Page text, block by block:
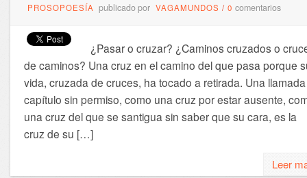
PROSOPOESÍA publicado por VAGAMUNDOS / 0 comentarios
¿Pasar o cruzar? ¿Caminos cruzados o
de caminos? Una cruz en el camino del que pasa porque
vida, cruzada de cruces, ha tocado a retirada. Una
capítulo sin permiso, como una cruz por estar ausente,
una cruz del que se santigua sin saber que su cara, es la
cruz de su […]
Leer